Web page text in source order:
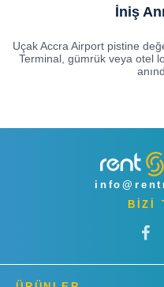
İniş
Uçak Accra Airport pistine
Terminal, gümrük veya otel
BİZİ